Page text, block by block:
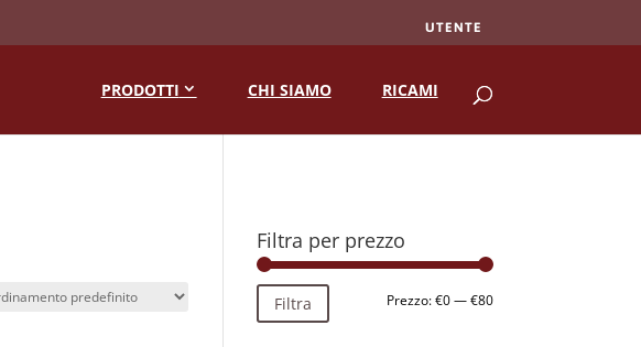
UTENTE
PRODOTTI CHI SIAMO RICAMI
Products
Filtra per prezzo
Prezzo
Prezzo
Filtra Prezzo:€0—€80